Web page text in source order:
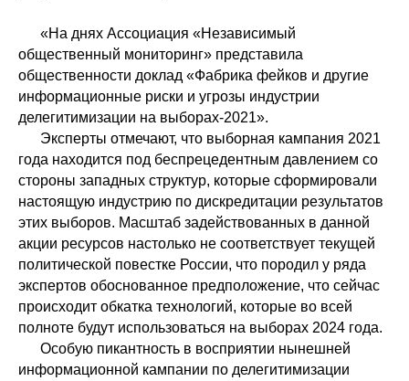
«На днях Ассоциация «Независимый
общественный мониторинг» представила
общественности доклад «Фабрика фейков и другие
информационные риски и угрозы индустрии
делегитимизации на выборах-2021».
Эксперты отмечают, что выборная кампания 2021
года находится под беспрецедентным давлением со
стороны западных структур, которые сформировали
настоящую индустрию по дискредитации результатов
этих выборов. Масштаб задействованных в данной
акции ресурсов настолько не соответствует текущей
политической повестке России, что породил у ряда
экспертов обоснованное предположение, что сейчас
происходит обкатка технологий, которые во всей
полноте будут использоваться на выборах 2024 года.
Особую пикантность в восприятии нынешней
информационной кампании по делегитимизации